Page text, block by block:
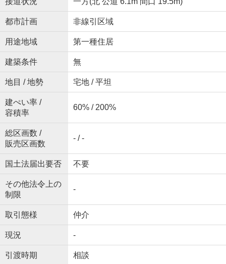
都市計画 非線引区域
用途地域 第一種住居
建築条件 無
地目 / 地勢 宅地 / 平坦
建ぺい率 /
容積率
60% / 200%
総区画数 /
販売区画数
- / -
国土法届出要否 不要
その他法令上の
制限
-
取引態様 仲介
現況 -
引渡時期 相談